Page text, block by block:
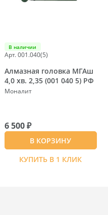
В наличии
Арт. 001.040(5)
Алмазная головка МГАш
4,0 хв. 2,35 (001 040 5) РФ
Моналит
6 500 ₽
В КОРЗИНУ
КУПИТЬ В 1 КЛИК